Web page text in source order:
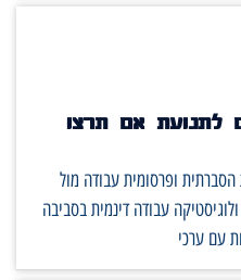
לתנועת אם תרצו
ופרסומית עבודה מול
עבודה דינמית בסביבה
עם ערכי